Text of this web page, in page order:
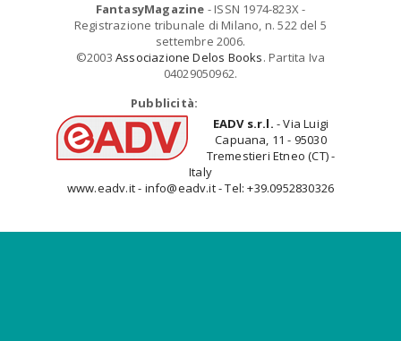
FantasyMagazine - ISSN 1974-823X -
Registrazione tribunale di Milano, n. 522 del 5
settembre 2006.
©2003 Associazione Delos Books. Partita Iva
04029050962.
Pubblicità:
EADV s.r.l. - Via Luigi
Capuana, 11 - 95030
Tremestieri Etneo (CT) -
Italy
www.eadv.it - info@eadv.it - Tel: +39.0952830326